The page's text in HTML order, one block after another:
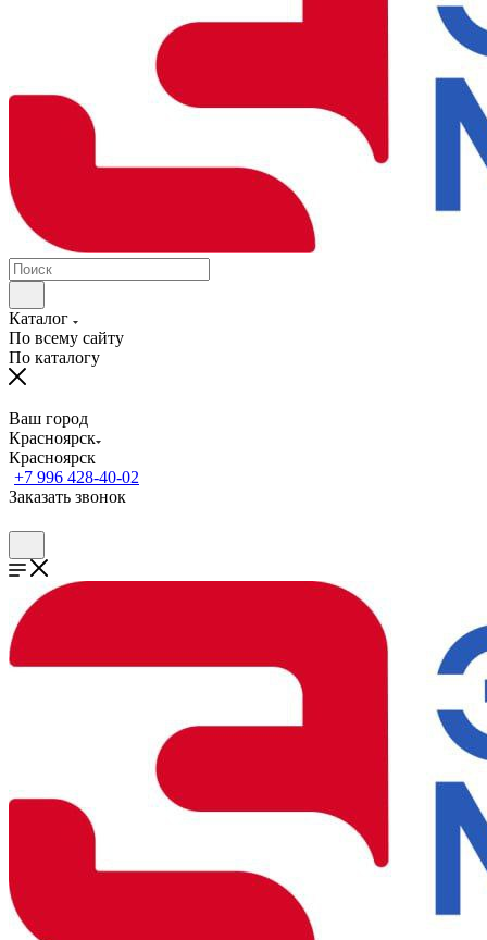
Каталог
По всему сайту
По каталогу
Ваш город
Красноярск
Красноярск
+7 996 428-40-02
Заказать звонок